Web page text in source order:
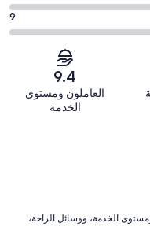
9
9.4
العاملون ومستوى
الخدمة
عناصر نالت الإعجاب: ⁦النظافة⁩، و⁦العاملون ومستوى الخدمة⁩، و⁦وسائل الراحة⁩،